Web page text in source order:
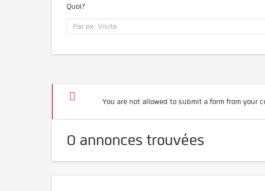
Quoi?
You are not allowed to submit a form from your
0 annonces trouvées